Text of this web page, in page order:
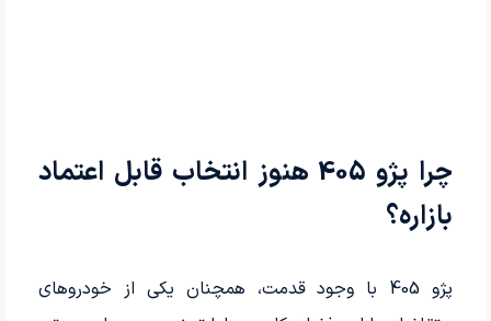
چرا پژو 405 هنوز انتخاب قابل اعتماد
بازاره؟
پژو 405 با وجود قدمت، همچنان یکی از خودروهای